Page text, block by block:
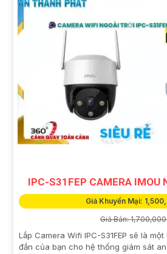
IPC-S31FEP CAMERA IMOU
Giá Khuyến Mại:
Giá Bán:
Lắp Camera Wifi IPC-S31FEP sẽ là
đắn của bạn cho hệ thống giám sát